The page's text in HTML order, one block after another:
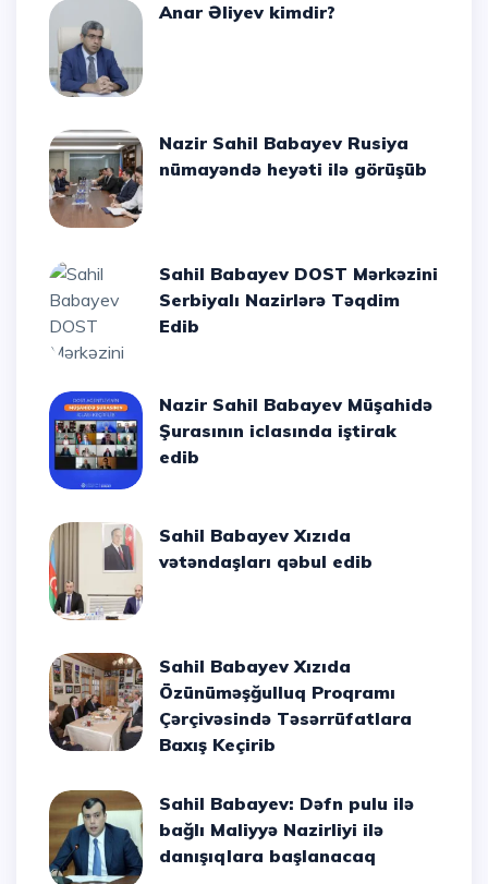
Anar Əliyev kimdir?
Nazir Sahil Babayev Rusiya
nümayəndə heyəti ilə görüşüb
Sahil Babayev DOST Mərkəzini
Serbiyalı Nazirlərə Təqdim
Edib
Nazir Sahil Babayev Müşahidə
Şurasının iclasında iştirak
edib
Sahil Babayev Xızıda
vətəndaşları qəbul edib
Sahil Babayev Xızıda
Özünüməşğulluq Proqramı
Çərçivəsində Təsərrüfatlara
Baxış Keçirib
Sahil Babayev: Dəfn pulu ilə
bağlı Maliyyə Nazirliyi ilə
danışıqlara başlanacaq